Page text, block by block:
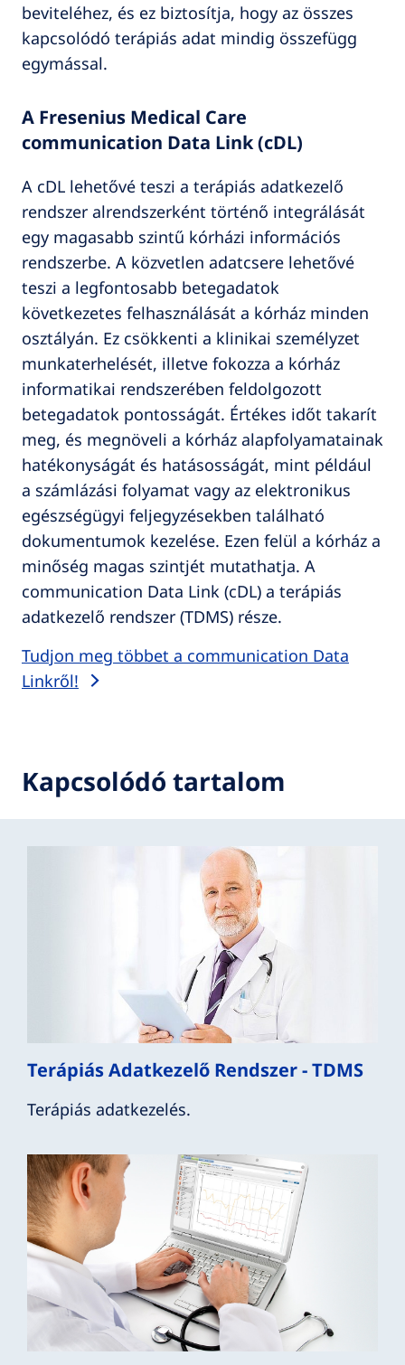
beviteléhez, és ez biztosítja, hogy az összes
kapcsolódó terápiás adat mindig összefügg
egymással.
A Fresenius Medical Care
communication Data Link (cDL)
A cDL lehetővé teszi a terápiás adatkezelő
rendszer alrendszerként történő integrálását
egy magasabb szintű kórházi információs
rendszerbe. A közvetlen adatcsere lehetővé
teszi a legfontosabb betegadatok
következetes felhasználását a kórház minden
osztályán. Ez csökkenti a klinikai személyzet
munkaterhelését, illetve fokozza a kórház
informatikai rendszerében feldolgozott
betegadatok pontosságát. Értékes időt takarít
meg, és megnöveli a kórház alapfolyamatainak
hatékonyságát és hatásosságát, mint például
a számlázási folyamat vagy az elektronikus
egészségügyi feljegyzésekben található
dokumentumok kezelése. Ezen felül a kórház a
minőség magas szintjét mutathatja. A
communication Data Link (cDL) a terápiás
adatkezelő rendszer (TDMS) része.
Tudjon meg többet a communication Data
Linkről!
Kapcsolódó tartalom
Terápiás Adatkezelő Rendszer - TDMS
Terápiás adatkezelés.